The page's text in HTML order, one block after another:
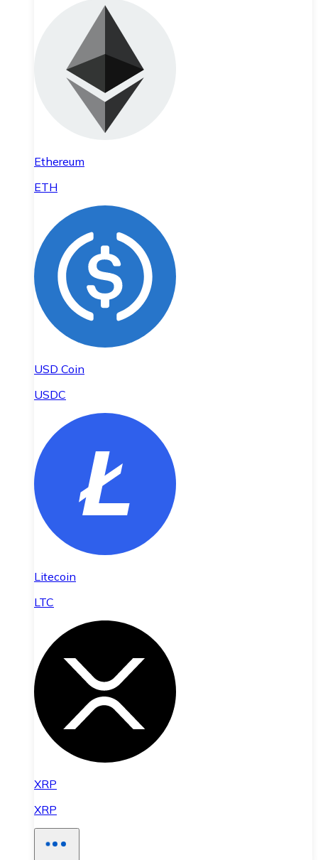
Ethereum
ETH
USD Coin
USDC
Litecoin
LTC
XRP
XRP